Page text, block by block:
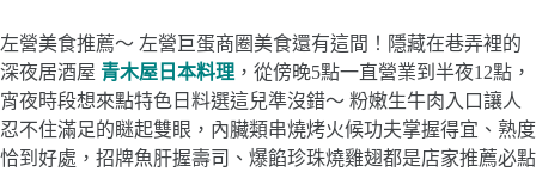
左營美食推薦～ 左營巨蛋商圈美食還有這間！隱藏在巷弄裡的
深夜居酒屋 青木屋日本料理 ，從傍晚5點一直營業到半夜12點，
宵夜時段想來點特色日料選這兒準沒錯～ 粉嫩生牛肉入口讓人
忍不住滿足的瞇起雙眼，內臟類串燒烤火候功夫掌握得宜、熟度
恰到好處，招牌魚肝握壽司、爆餡珍珠燒雞翅都是店家推薦必點